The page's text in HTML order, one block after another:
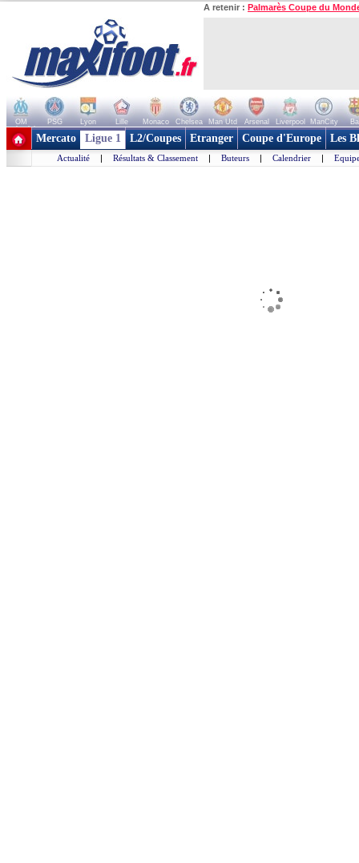
A retenir : Palmarès Coupe du
OM PSG Lyon Lille Monaco Chelsea Man Utd Arsenal Liverpool ManCity
+ de clubs
Mercato Ligue 1 L2/Coupes Etranger Coupe d'Europe Les
Actualité | Résultats & Classement | Buteurs | Calendrier |